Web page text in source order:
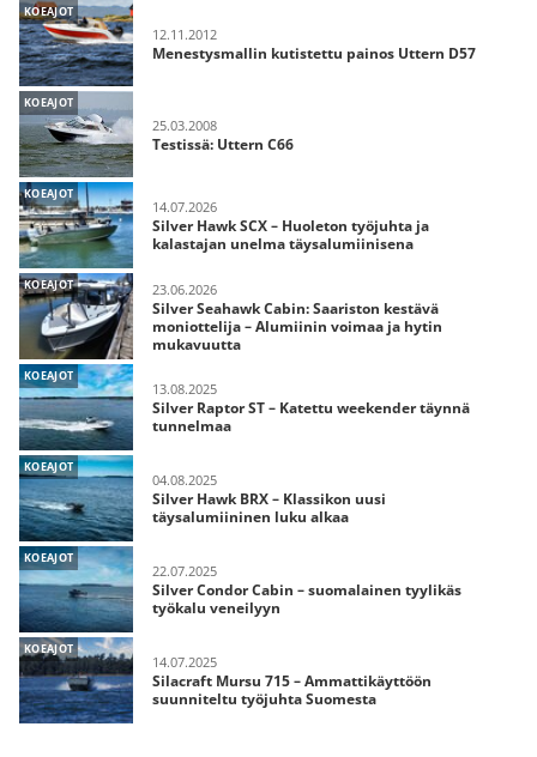
KOEAJOT
12.11.2012
Menestysmallin kutistettu painos Uttern D57
KOEAJOT
25.03.2008
Testissä: Uttern C66
KOEAJOT
14.07.2026
Silver Hawk SCX – Huoleton työjuhta ja
kalastajan unelma täysalumiinisena
KOEAJOT 23.06.2026
Silver Seahawk Cabin: Saariston kestävä
moniottelija – Alumiinin voimaa ja hytin
mukavuutta
KOEAJOT
13.08.2025
Silver Raptor ST – Katettu weekender täynnä
tunnelmaa
KOEAJOT
04.08.2025
Silver Hawk BRX – Klassikon uusi
täysalumiininen luku alkaa
KOEAJOT
22.07.2025
Silver Condor Cabin – suomalainen tyylikäs
työkalu veneilyyn
KOEAJOT
14.07.2025
Silacraft Mursu 715 – Ammattikäyttöön
suunniteltu työjuhta Suomesta